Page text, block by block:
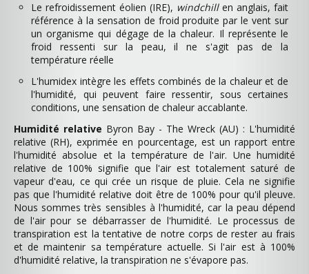
Le refroidissement éolien (IRE), windchillen anglais, fait
référence à la sensation de froid produite par le vent sur
un organisme qui dégage de la chaleur. Il représente le
froid ressenti sur la peau, il ne s'agit pas de la
température réelle
L'humidex intègre les effets combinés de la chaleur et de
l'humidité, qui peuvent faire ressentir, sous certaines
conditions, une sensation de chaleur accablante.
Humidité relative Byron Bay - The Wreck (AU) : L'humidité
relative (RH), exprimée en pourcentage, est un rapport entre
l'humidité absolue et la température de l'air. Une humidité
relative de 100% signifie que l'air est totalement saturé de
vapeur d'eau, ce qui crée un risque de pluie. Cela ne signifie
pas que l'humidité relative doit être de 100% pour qu'il pleuve.
Nous sommes très sensibles à l'humidité, car la peau dépend
de l'air pour se débarrasser de l'humidité. Le processus de
transpiration est la tentative de notre corps de rester au frais
et de maintenir sa température actuelle. Si l'air est à 100%
d'humidité relative, la transpiration ne s'évapore pas.